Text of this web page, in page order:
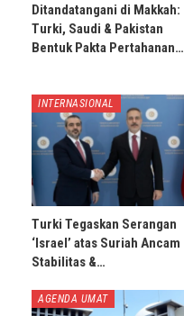
Ditandatangani di Makkah:
Turki, Saudi & Pakistan
Bentuk Pakta Pertahanan…
INTERNASIONAL
Turki Tegaskan Serangan
‘Israel’ atas Suriah Ancam
Stabilitas &…
AGENDA UMAT